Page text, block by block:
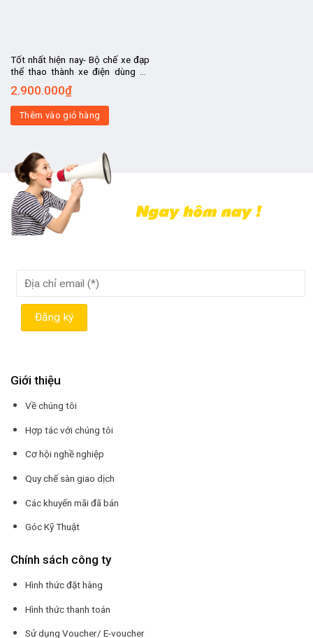
Tốt nhất hiện nay- Bộ chế xe đạp
thể thao thành xe điện dùng ac
2.900.000₫
Thêm vào giỏ hàng
Giới thiệu
Về chúng tôi
Hợp tác với chúng tôi
Cơ hội nghề nghiệp
Quy chế sàn giao dịch
Các khuyến mãi đã bán
Góc Kỹ Thuật
Chính sách công ty
Hình thức đặt hàng
Hình thức thanh toán
Sử dụng Voucher/ E-voucher